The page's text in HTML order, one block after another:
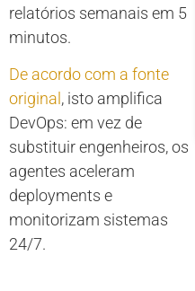
relatórios semanais em 5
minutos.
De acordo com a fonte
original , isto amplifica
DevOps: em vez de
substituir engenheiros, os
agentes aceleram
deployments e
monitorizam sistemas
24/7.